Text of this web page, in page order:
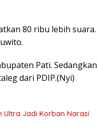
80 ribu lebih suara.
Pati. Sedangkan
dari PDIP.(Nyi)
Ultra Jadi Korban Narasi